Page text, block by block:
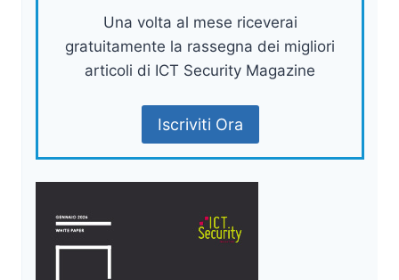
Una volta al mese riceverai
gratuitamente la rassegna dei migliori
articoli di ICT Security Magazine
Iscriviti Ora